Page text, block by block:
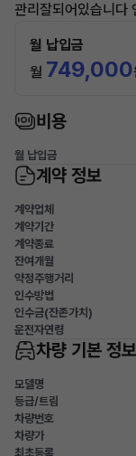
관리잘되어있습니다
월 납입금
월 749,000
비용
월 납입금
계약 정보
계약업체
계약기간
계약종료
잔여개월
약정주행거리
인수방법
인수금(잔존가치)
운전자연령
차량 기본 정보
모델명
등급/트림
차량번호
차량가
최초등록